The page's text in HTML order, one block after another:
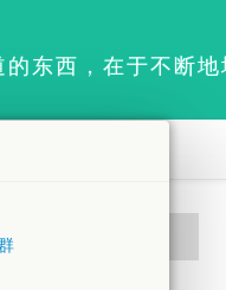
的东西，在于不断